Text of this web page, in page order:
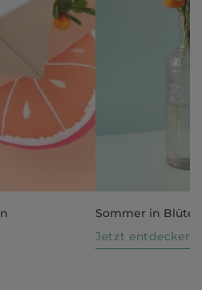
Sommer in Blüte
Jetzt entdecken